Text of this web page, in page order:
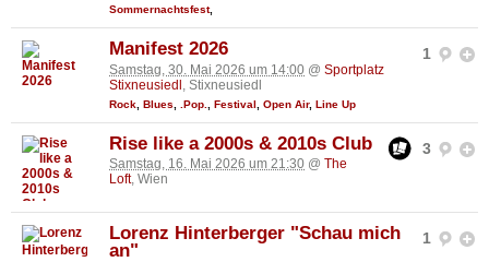
Sommernachtsfest,
1
Manifest 2026
Samstag, 30. Mai 2026 um 14:00 @ Sportplatz
Stixneusiedl , Stixneusiedl
Rock Blues .Pop. Festival Open Air, Line Up
3
Rise like a 2000s & 2010s Club
Samstag, 16. Mai 2026 um 21:30 @ The
Loft, Wien
1
Lorenz Hinterberger "Schau mich
an"